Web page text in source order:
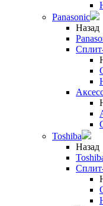
Panasonic
Назад
Toshiba
Назад